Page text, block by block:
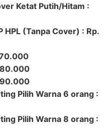
Ketat Putih/Hitam :
HPL (Tanpa Cover) : Rp.
80.000
90.000
Pilih Warna 6 orang :
Pilih Warna 8 orang :